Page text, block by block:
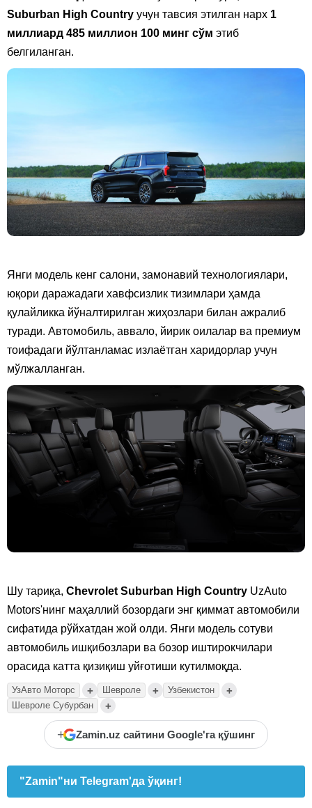
Suburban High Country учун тавсия этилган нарх 1
миллиард 485 миллион 100 минг сўм этиб
белгиланган.
Янги модель кенг салони, замонавий технологиялари,
юқори даражадаги хавфсизлик тизимлари ҳамда
қулайликка йўналтирилган жиҳозлари билан ажралиб
туради. Автомобиль, аввало, йирик оилалар ва премиум
тоифадаги йўлтанламас излаётган харидорлар учун
мўлжалланган.
Шу тариқа, Chevrolet Suburban High Country UzAuto
Motors'нинг маҳаллий бозордаги энг қиммат автомобили
сифатида рўйхатдан жой олди. Янги модель сотуви
автомобиль ишқибозлари ва бозор иштирокчилари
орасида катта қизиқиш уйғотиши кутилмоқда.
УзАвто Моторс + Шевроле + Узбекистон +
Шевроле Субурбан +
+ Zamin.uz сайтини Google'га қўшинг
"Zamin"ни Telegram'да ўқинг!